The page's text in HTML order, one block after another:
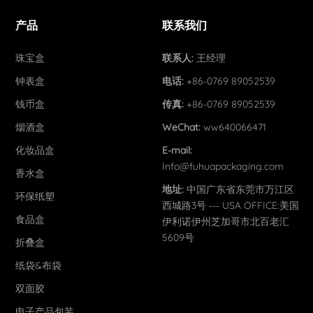
产品
珠宝盒
钟表盒
钱币盒
烟酒盒
化妆品盒
香水盒
环保纸塑
食品盒
折叠盒
纸袋&布袋
双面胶
联系我们
联系人: 王经理
电话: +86-0769 89052539
传真: +86-0769 89052539
WeChat: ww640066471
E-mail:
Info@fuhuapackaging.com
地址: 中国广东省东莞市万江区
西城路3号 --- USA OFFICE:美国
伊利诺伊州芝加哥市北百老汇
5609号